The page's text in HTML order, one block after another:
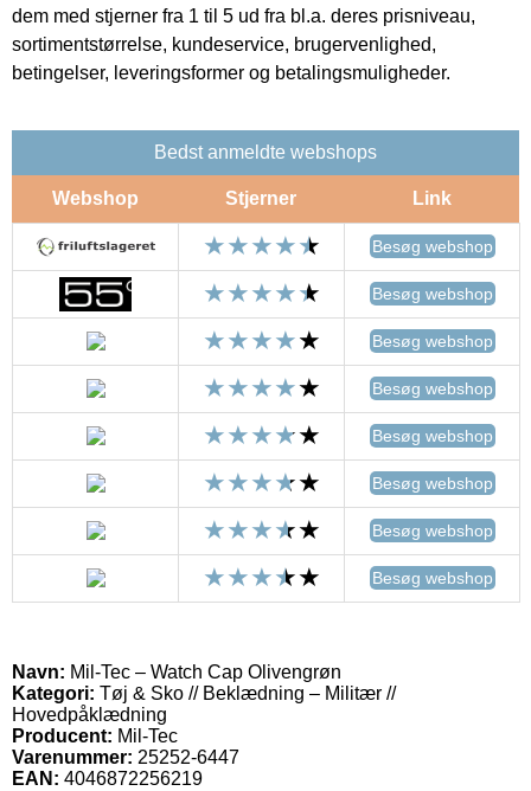
dem med stjerner fra 1 til 5 ud fra bl.a. deres prisniveau,
sortimentstørrelse, kundeservice, brugervenlighed,
betingelser, leveringsformer og betalingsmuligheder.
Bedst anmeldte webshops
Webshop Stjerner Link
Besøg webshop
Besøg webshop
Besøg webshop
Besøg webshop
Besøg webshop
Besøg webshop
Besøg webshop
Besøg webshop
Navn: Mil-Tec – Watch Cap Olivengrøn
Kategori: Tøj & Sko // Beklædning – Militær //
Hovedpåklædning
Producent: Mil-Tec
Varenummer: 25252-6447
EAN: 4046872256219